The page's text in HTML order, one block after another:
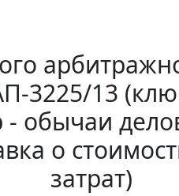
3225/13
обычаи
о
затрат)